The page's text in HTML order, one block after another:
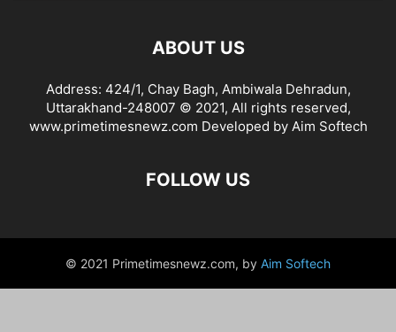
ABOUT US
Address: 424/1, Chay Bagh, Ambiwala Dehradun,
Uttarakhand-248007 © 2021, All rights reserved,
www.primetimesnewz.com Developed by Aim Softech
FOLLOW US
© 2021 Primetimesnewz.com, by Aim Softech